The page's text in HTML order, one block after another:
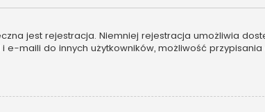
jest rejestracja. Niemniej rejestracja umożliwia
e-maili do innych użytkowników, możliwość